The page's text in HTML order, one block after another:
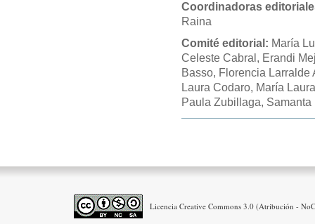
Coordinadoras
Raina
Comité editorial: María
Celeste Cabral, Erandi
Basso, Florencia Larralde
Laura Codaro, María
Paula Zubillaga,
Licencia Creative Commons 3.0 (Atribución -